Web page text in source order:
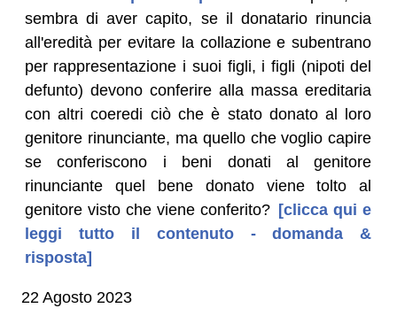
sembra di aver capito, se il donatario rinuncia
all'eredità per evitare la collazione e subentrano
per rappresentazione i suoi figli, i figli (nipoti del
defunto) devono conferire alla massa ereditaria
con altri coeredi ciò che è stato donato al loro
genitore rinunciante, ma quello che voglio capire
se conferiscono i beni donati al genitore
rinunciante quel bene donato viene tolto al
genitore visto che viene conferito? [clicca qui e
leggi tutto il contenuto - domanda &
risposta]
22 Agosto 2023